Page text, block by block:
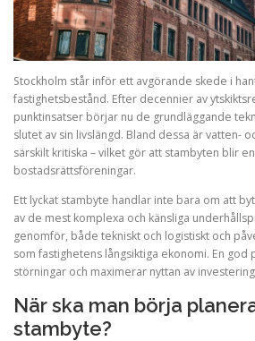
Stockholm står inför ett avgörande skede i
fastighetsbestånd. Efter decennier av
punktinsatser börjar nu de grundläggande
slutet av sin livslängd. Bland dessa är vatten-
särskilt kritiska – vilket gör att stambyten blir
bostadsrättsföreningar.
Ett lyckat stambyte handlar inte bara om att
av de mest komplexa och känsliga
genomför, både tekniskt och logistiskt och
som fastighetens långsiktiga ekonomi. En god
störningar och maximerar nyttan av
När ska man börja
stambyte?